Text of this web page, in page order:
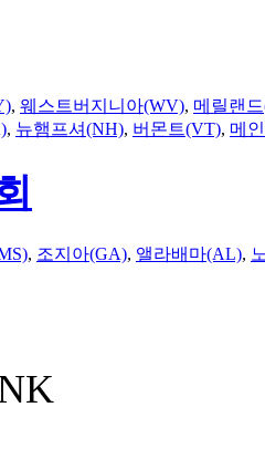
, 웨스트버지니아(WV), 메릴랜
, 뉴햄프셔(NH), 버몬트(VT), 메
, 조지아(GA), 앨라배마(AL),